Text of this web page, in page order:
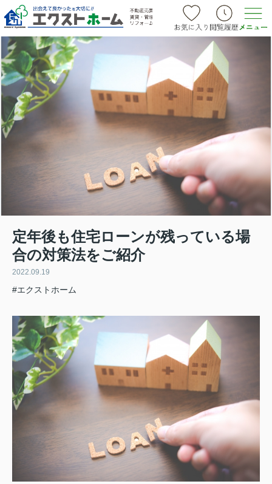
定年後も住宅ローンが残っている場
合の対策法をご紹介
2022.09.19
#エクストホーム